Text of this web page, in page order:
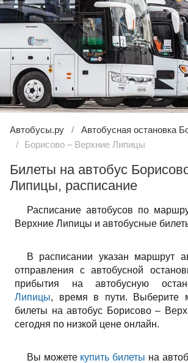
Автобусы.ру
Автобусная остановка
Борисово – Верхние Липицы
Билеты на автобус
Липицы, расписание
Расписание автобусов по
Верхние Липицы и автобусные
В расписании указан маршрут
отправления с автобусной
прибытия на автобусную
Липицы, время в пути. Выберите
билеты на автобус Борисово –
сегодня по низкой цене онлайн.
Вы можете купить билеты на